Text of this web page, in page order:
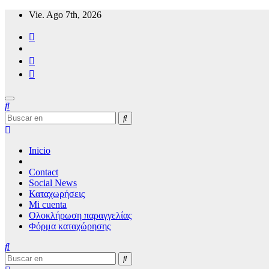
contenido
Vie. Ago 7th, 2026
Noticias de viajes de
Inicio
Contact
Social News
Καταχωρήσεις
Mi cuenta
Ολοκλήρωση παραγγελίας
Φόρμα καταχώρησης